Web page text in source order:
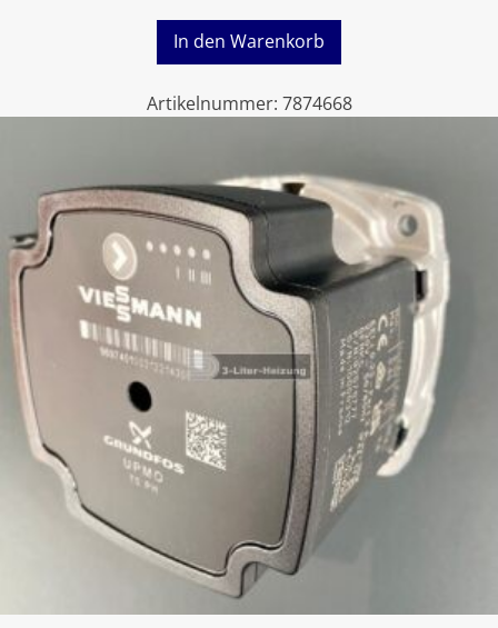
In den Warenkorb
Artikelnummer: 7874668